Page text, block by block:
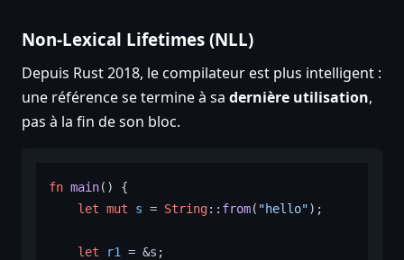
Non-Lexical Lifetimes (NLL)
Depuis Rust 2018, le compilateur est plus intelligent :
une référence se termine à sa dernière utilisation,
pas à la fin de son bloc.
fn main() {
let mut s = String:: from( "hello");
let r1
= &s;